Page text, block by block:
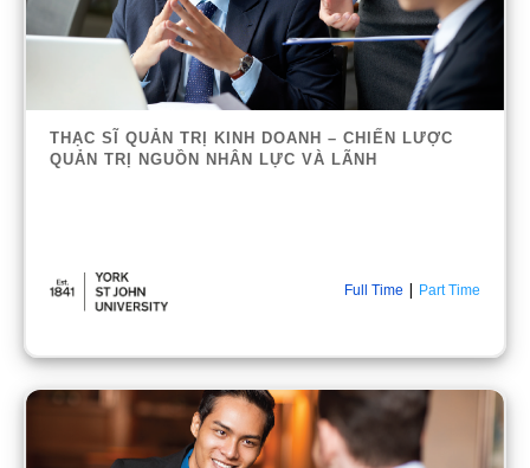
THẠC SĨ QUẢN TRỊ KINH DOANH – CHIẾN LƯỢC
QUẢN TRỊ NGUỒN NHÂN LỰC VÀ LÃNH
Full Time | Part Time